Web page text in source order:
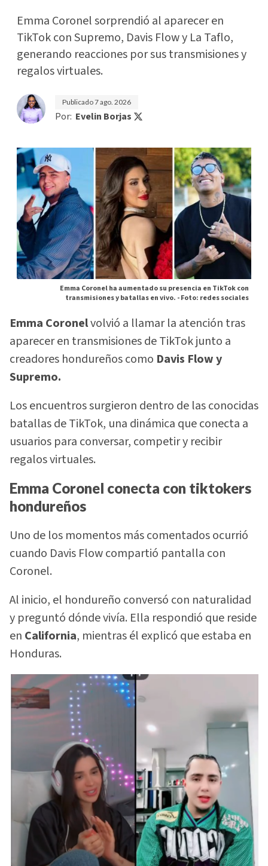
Emma Coronel sorprendió al aparecer en
TikTok con Supremo, Davis Flow y La Taflo,
generando reacciones por sus transmisiones y
regalos virtuales.
Publicado7 ago. 2026
Por: Evelin Borjas
Emma Coronel ha aumentado su presencia en TikTok con
transmisiones y batallas en vivo. -Foto: redes sociales
Emma Coronelvolvió a llamar la atención tras
aparecer en transmisiones de TikTok junto a
creadores hondureños como Davis Flow y
Supremo.
Los encuentros surgieron dentro de las conocidas
batallas de TikTok, una dinámica que conecta a
usuarios para conversar, competir y recibir
regalos virtuales.
Emma Coronel conecta con tiktokers
hondureños
Uno de los momentos más comentados ocurrió
cuando Davis Flow compartió pantalla con
Coronel.
Al inicio, el hondureño conversó con naturalidad
y preguntó dónde vivía. Ella respondió que reside
en California, mientras él explicó que estaba en
Honduras.